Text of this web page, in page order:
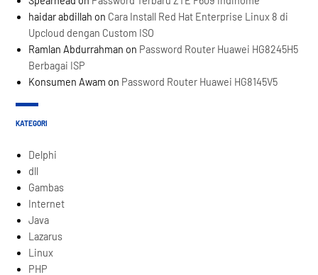
haidar abdillah on Cara Install Red Hat Enterprise Linux 8 di
Upcloud dengan Custom ISO
Ramlan Abdurrahman on Password Router Huawei HG8245H5
Berbagai ISP
Konsumen Awam on Password Router Huawei HG8145V5
KATEGORI
Delphi
dll
Gambas
Internet
Java
Lazarus
Linux
PHP